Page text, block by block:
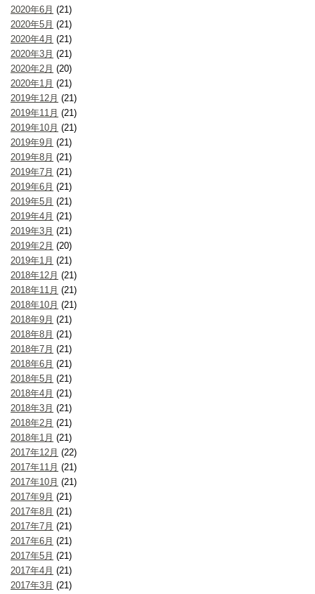
2020年6月 (21)
2020年5月 (21)
2020年4月 (21)
2020年3月 (21)
2020年2月 (20)
2020年1月 (21)
2019年12月 (21)
2019年11月 (21)
2019年10月 (21)
2019年9月 (21)
2019年8月 (21)
2019年7月 (21)
2019年6月 (21)
2019年5月 (21)
2019年4月 (21)
2019年3月 (21)
2019年2月 (20)
2019年1月 (21)
2018年12月 (21)
2018年11月 (21)
2018年10月 (21)
2018年9月 (21)
2018年8月 (21)
2018年7月 (21)
2018年6月 (21)
2018年5月 (21)
2018年4月 (21)
2018年3月 (21)
2018年2月 (21)
2018年1月 (21)
2017年12月 (22)
2017年11月 (21)
2017年10月 (21)
2017年9月 (21)
2017年8月 (21)
2017年7月 (21)
2017年6月 (21)
2017年5月 (21)
2017年4月 (21)
2017年3月 (21)